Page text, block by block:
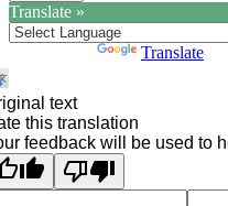
Translate »
Translate
text
this translation
feedback will be used to